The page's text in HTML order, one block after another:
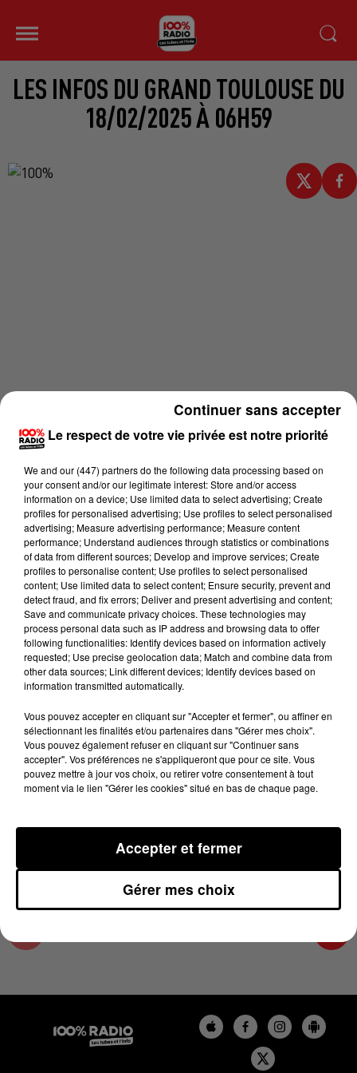
LES INFOS DU GRAND TOULOUSE DU
18/02/2025 À 06H59
Lecture (4 min 12 sec)
100%
100% Radio les infos du grand Toulouse
18 février 2025 - 4 min 12 sec
LES INFOS DU GRAND TOULOUSE DU
18/02/2025 À 06H59
Podcasts infos du grand Toulouse
Le respect de votre vie privée est notre priorité
We and our (447) partnersdo the following data processing based on
your consent and/or our legitimate interest: Store and/or access
information on a device; Use limited data to select advertising; Create
profiles for personalised advertising; Use profiles to select personalised
advertising; Measure advertising performance; Measure content
performance; Understand audiences through statistics or combinations
of data from different sources; Develop and improve services; Create
profiles to personalise content; Use profiles to select personalised
content; Use limited data to select content; Ensure security, prevent and
detect fraud, and fix errors; Deliver and present advertising and content;
Save and communicate privacy choices. These technologies may
process personal data such as IP address and browsing data to offer
following functionalities: Identify devices based on information actively
requested; Use precise geolocation data; Match and combine data from
other data sources; Link different devices; Identify devices based on
information transmitted automatically.
Vous pouvez accepter en cliquant sur "Accepter et fermer", ou affiner en
sélectionnant les finalités et/ou partenaires dans "Gérer mes choix".
Vous pouvez également refuser en cliquant sur "Continuer sans
accepter". Vos préférences ne s'appliqueront que pour ce site. Vous
pouvez mettre à jour vos choix, ou retirer votre consentement à tout
moment via le lien "Gérer les cookies" situé en bas de chaque page.
Gérer mes choix
Accepter et fermer
Continuer sans accepter